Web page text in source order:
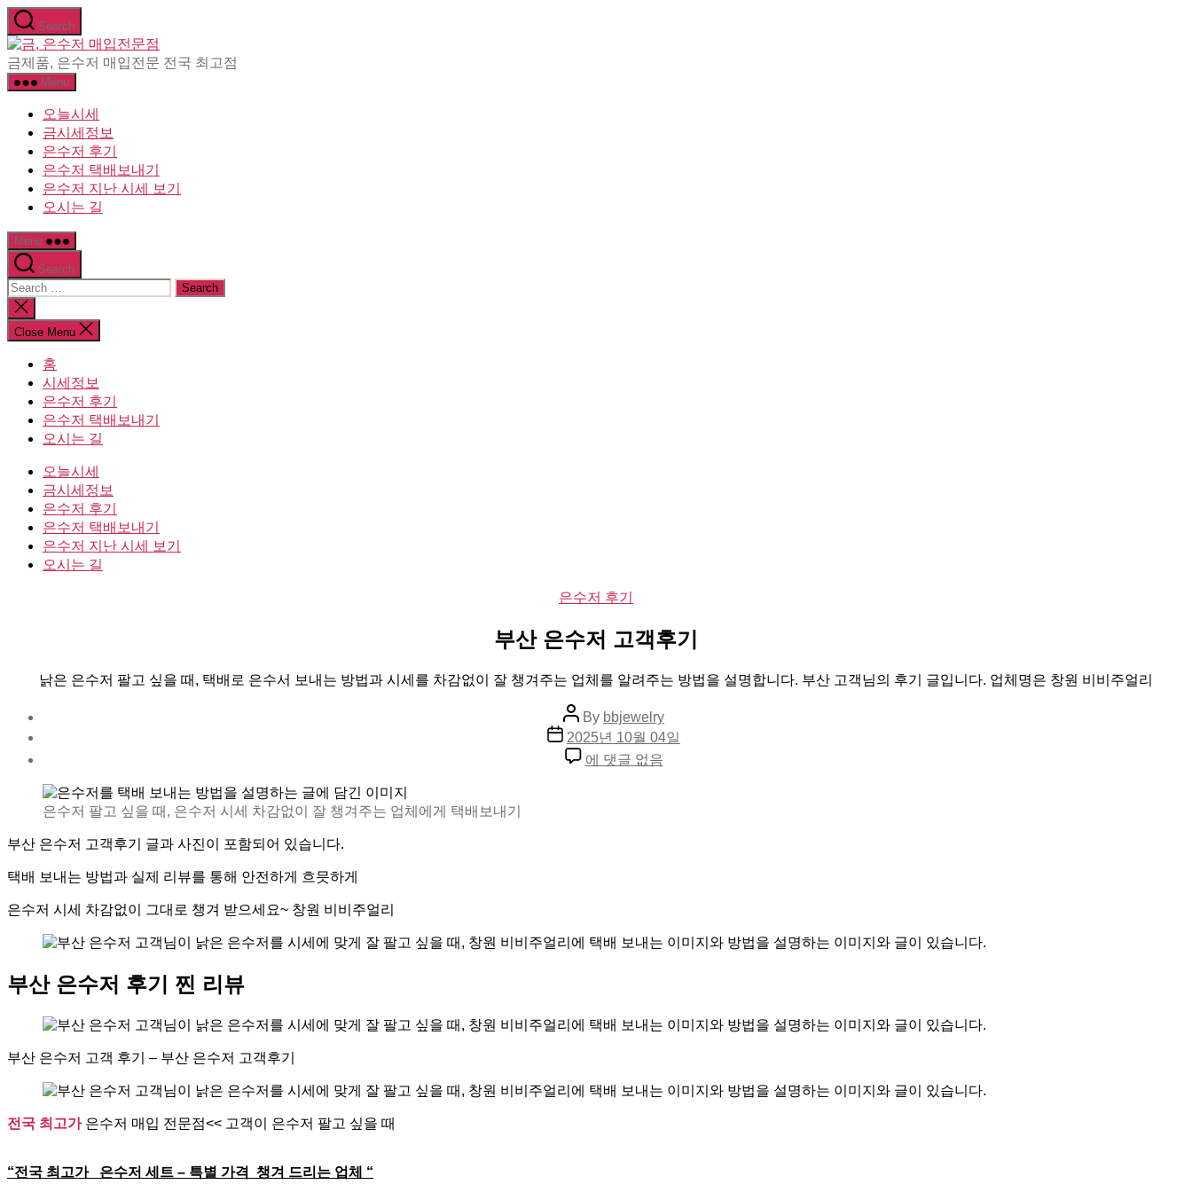
Skip
to
the
content
Search
비
금제품, 은수저 매입전문 전국 최고점
Menu
오늘시세
금시세정보
은수저 후기
은수저 택배보내기
은수저 지난 시세 보기
오시는 길
Menu
Search
Search
for:
Close
search
Close Menu
홈
시세정보
은수저 후기
은수저 택배보내기
오시는 길
오늘시세
금시세정보
은수저 후기
은수저 택배보내기
은수저 지난 시세 보기
오시는 길
Categories
은수저 후기
부산 은수저 고객후기
낡은 은수저 팔고 싶을 때, 택배로 은수서 보내는 방법과 시세를 차감없이 잘 챙겨주는 업체를 알려주는 방법을 설명합니다. 부산 고객님의 후기 글입니다. 업체명은 창원 비비주얼리
Post
author
By bbjewelry
Post
date
2025년 10월 04일
부
에 댓글 없음
은수저 팔고 싶을 때, 은수저 시세 차감없이 잘 챙겨주는 업체에게 택배보내기
부산 은수저 고객후기 글과 사진이 포함되어 있습니다.
택배 보내는 방법과 실제 리뷰를 통해 안전하게 흐믓하게
은수저 시세 차감없이 그대로 챙겨 받으세요~ 창원 비비주얼리
부산 은수저 후기 찐 리뷰
부산 은수저 고객 후기 – 부산 은수저 고객후기
전국 최고가은수저 매입 전문점<< 고객이 은수저 팔고 싶을 때
“전국 최고가 은수저 세트 – 특별 가격 챙겨 드리는 업체 “